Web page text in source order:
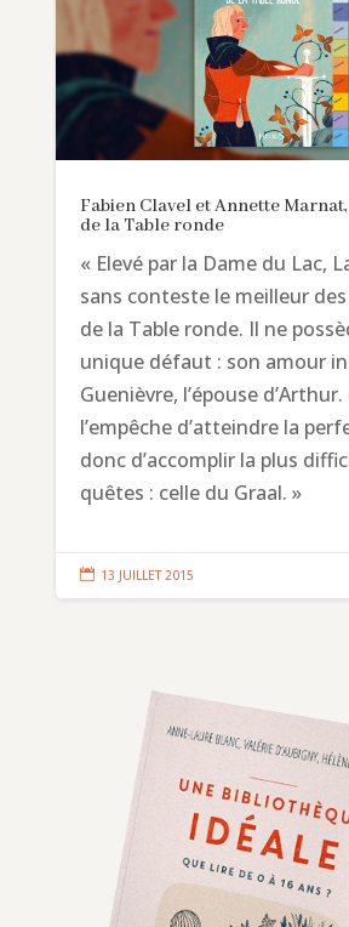
Fabien Clavel et Annette
de la Table ronde
« Elevé par la Dame du Lac,
sans conteste le meilleur
de la Table ronde. Il ne
unique défaut : son amour
Guenièvre, l’épouse d’Arthur.
l’empêche d’atteindre la
donc d’accomplir la plus
quêtes : celle du Graal. »
 13 JUILLET 2015